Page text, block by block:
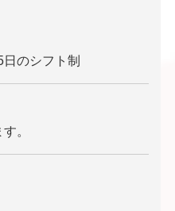
のシフト制
。